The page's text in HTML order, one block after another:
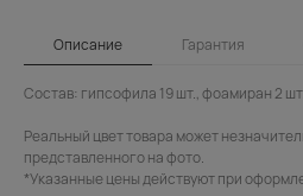
Описание Гарантия
Состав: гипсофила 19 шт., фоамиран 2
Реальный цвет товара может
представленного на фото.
*Указанные цены действуют при